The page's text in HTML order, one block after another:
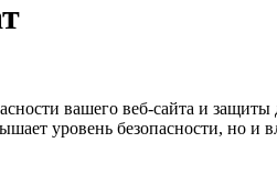
вашего веб-сайта и
уровень безопасности, но и